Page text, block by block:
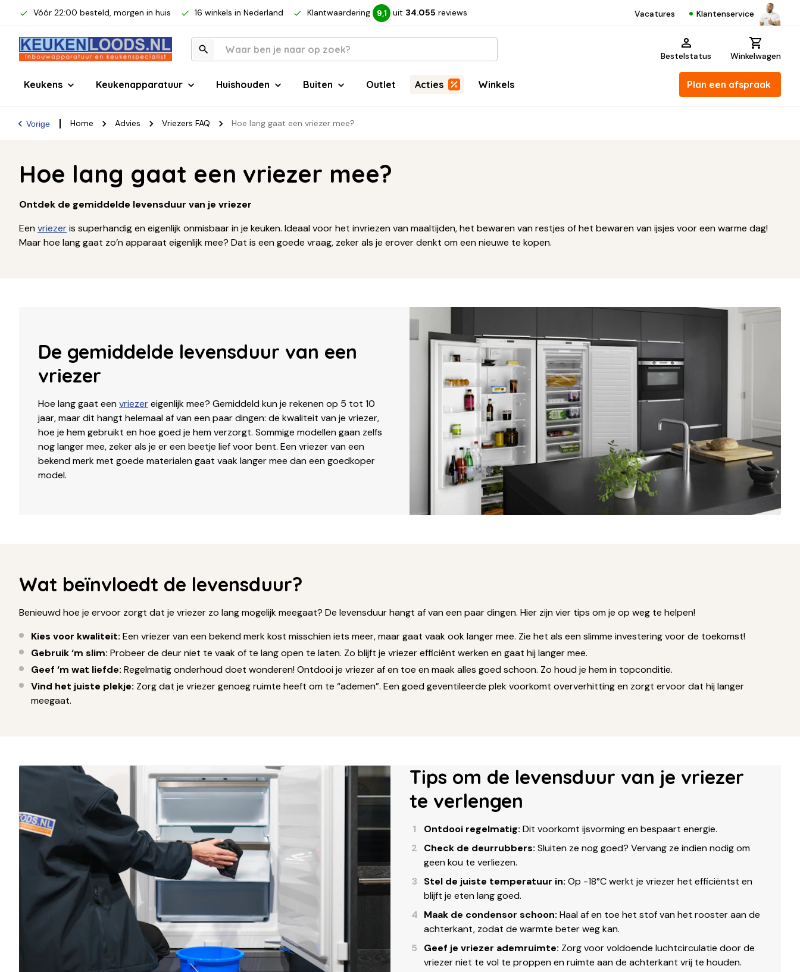
Vóór 22:00 besteld, morgen in huis 16 winkels in Nederland Klantwaardering 9,1 uit 34.055 reviews Vacatures Klantenservice
Bestelstatus Winkelwagen
Keukens Keukenapparatuur Huishouden Buiten Outlet Acties Winkels Plan een afspraak
Vorige Home Advies Vriezers FAQ Hoe lang gaat een vriezer mee?
Hoe lang gaat een vriezer mee?
Ontdek de gemiddelde levensduur van je vriezer
Eenvriezeris superhandig en eigenlijk onmisbaar in je keuken. Ideaal voor het invriezen van maaltijden, het bewaren van restjes of het bewaren van ijsjes voor een warme dag!
Maar hoe lang gaat zo’n apparaat eigenlijk mee? Dat is een goede vraag, zeker als je erover denkt om een nieuwe te kopen.
De gemiddelde levensduur van een
vriezer
Hoe lang gaat eenvriezereigenlijk mee? Gemiddeld kun je rekenen op 5 tot 10
jaar, maar dit hangt helemaal af van een paar dingen: de kwaliteit van je vriezer,
hoe je hem gebruikt en hoe goed je hem verzorgt. Sommige modellen gaan zelfs
nog langer mee, zeker als je er een beetje lief voor bent. Een vriezer van een
bekend merk met goede materialen gaat vaak langer mee dan een goedkoper
model.
Wat beïnvloedt de levensduur?
Benieuwd hoe je ervoor zorgt dat je vriezer zo lang mogelijk meegaat? De levensduur hangt af van een paar dingen. Hier zijn vier tips om je op weg te helpen!
Kies voor kwaliteit: Een vriezer van een bekend merk kost misschien iets meer, maar gaat vaak ook langer mee. Zie het als een slimme investering voor de toekomst!
Gebruik ‘m slim: Probeer de deur niet te vaak of te lang open te laten. Zo blijft je vriezer efficiënt werken en gaat hij langer mee.
Geef ‘m wat liefde: Regelmatig onderhoud doet wonderen! Ontdooi je vriezer af en toe en maak alles goed schoon. Zo houd je hem in topconditie.
Vind het juiste plekje: Zorg dat je vriezer genoeg ruimte heeft om te “ademen”. Een goed geventileerde plek voorkomt oververhitting en zorgt ervoor dat hij langer
meegaat.
Tips om de levensduur van je vriezer
te verlengen
Ontdooi regelmatig: Dit voorkomt ijsvorming en bespaart energie.
Check de deurrubbers: Sluiten ze nog goed? Vervang ze indien nodig om
geen kou te verliezen.
Stel de juiste temperatuur in: Op -18°C werkt je vriezer het efficiëntst en
blijft je eten lang goed.
Maak de condensor schoon: Haal af en toe het stof van het rooster aan de
achterkant, zodat de warmte beter weg kan.
Geef je vriezer ademruimte: Zorg voor voldoende luchtcirculatie door de
vriezer niet te vol te proppen en ruimte aan de achterkant vrij te houden.